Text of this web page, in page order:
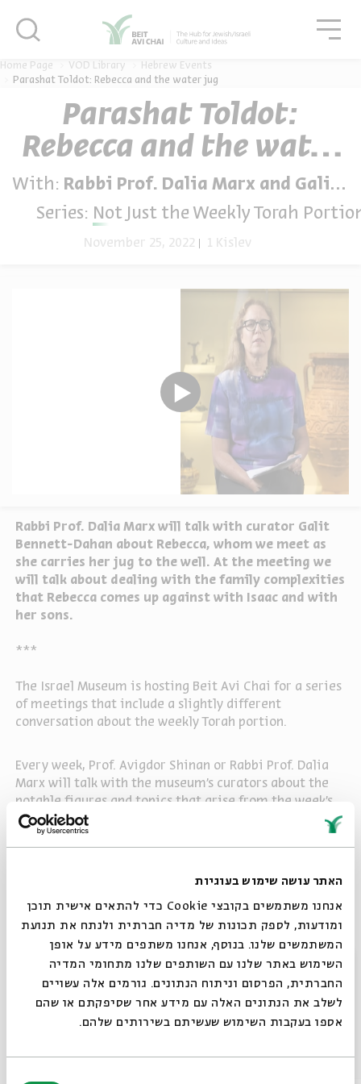
האתר עושה שימוש בעוגיות
אנחנו משתמשים בקובצי Cookie כדי להתאים אישית תוכן
ומודעות, לספק תכונות של מדיה חברתית ולנתח את תנועת
המשתמשים שלנו. בנוסף, אנחנו משתפים מידע על אופן
השימוש באתר שלנו עם השותפים שלנו מתחומי המדיה
החברתית, הפרסום וניתוח הנתונים. גורמים אלה עשויים
לשלב את הנתונים האלה עם מידע אחר שסיפקתם או שהם
אספו בעקבות השימוש שעשיתם בשירותים שלהם.
Home Page VOD Library
Hebrew Events
Parashat Toldot: Rebecca and the water jug
Parashat Toldot:
Rebecca and the water
jug
With: Rabbi Prof. Dalia Marx and Galit Bennett-Dahan
Series: Not Just the Weekly Torah
November 25, 2022 1 Kislev
Rabbi Prof. Dalia Marx will talk with curator Galit
Bennett-Dahan about Rebecca, whom we meet as
she carries her jug to the well. At the meeting we
will talk about dealing with the family complexities
that Rebecca comes up against with Isaac and with
her sons.
***
The Israel Museum is hosting Beit Avi Chai for a series
of meetings that include a slightly different
conversation about the weekly Torah portion.
Every week, Prof. Avigdor Shinan or Rabbi Prof. Dalia
Marx will talk with the museum's curators about the
notable figures and topics that arise from the week's
parashah or haftara. The meetings are filmed in the
natural environment of the works and exhibits in the
create a new and completely unconventional point of
view.
Share סגור